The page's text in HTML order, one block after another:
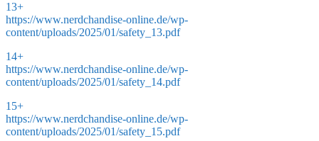
13+
https://www.nerdchandise-online.de/wp-
content/uploads/2025/01/safety_13.pdf
14+
https://www.nerdchandise-online.de/wp-
content/uploads/2025/01/safety_14.pdf
15+
https://www.nerdchandise-online.de/wp-
content/uploads/2025/01/safety_15.pdf